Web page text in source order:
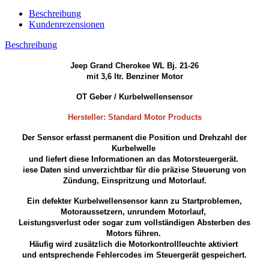
Beschreibung
Kundenrezensionen
Beschreibung
Jeep Grand Cherokee WL Bj. 21-26
mit 3,6 ltr. Benziner Motor
OT Geber / Kurbelwellensensor
Hersteller: Standard Motor Products
Der Sensor erfasst permanent die Position und Drehzahl der
Kurbelwelle
und liefert diese Informationen an das Motorsteuergerät.
iese Daten sind unverzichtbar für die präzise Steuerung von
Zündung, Einspritzung und Motorlauf.
Ein defekter Kurbelwellensensor kann zu Startproblemen,
Motoraussetzern, unrundem Motorlauf,
Leistungsverlust oder sogar zum vollständigen Absterben des
Motors führen.
Häufig wird zusätzlich die Motorkontrollleuchte aktiviert
und entsprechende Fehlercodes im Steuergerät gespeichert.